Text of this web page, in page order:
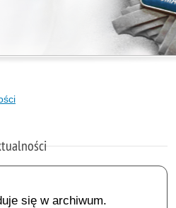
się w archiwum.